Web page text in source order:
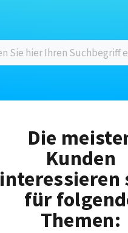
Die
Kunden
interessieren
für
Themen: